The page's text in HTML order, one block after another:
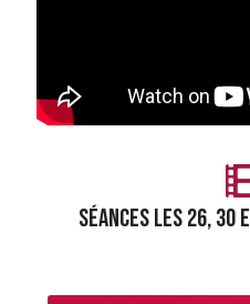
séances les 26, 30